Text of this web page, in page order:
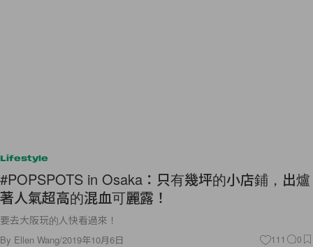
Lifestyle
#POPSPOTS in Osaka：只有幾坪的小店鋪，出爐
著人氣超高的混血可麗露！
要去大阪玩的人快看過來！
By Ellen Wang/2019年10月6日 111 0